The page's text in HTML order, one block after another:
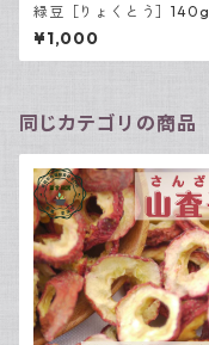
緑豆［りょくとう］140g
¥1,000
同じカテゴリの商品